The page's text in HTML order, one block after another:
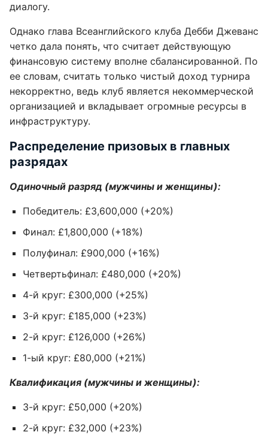
диалогу.
Однако глава Всеанглийского клуба Дебби Джеванс
четко дала понять, что считает действующую
финансовую систему вполне сбалансированной. По
ее словам, считать только чистый доход турнира
некорректно, ведь клуб является некоммерческой
организацией и вкладывает огромные ресурсы в
инфраструктуру.
Распределение призовых в главных
разрядах
Одиночный разряд (мужчины и женщины):
Победитель: £3,600,000 (+20%)
Финал: £1,800,000 (+18%)
Полуфинал: £900,000 (+16%)
Четвертьфинал: £480,000 (+20%)
4-й круг: £300,000 (+25%)
3-й круг: £185,000 (+23%)
2-й круг: £126,000 (+26%)
1-ый круг: £80,000 (+21%)
Квалификация (мужчины и женщины):
3-й круг: £50,000 (+20%)
2-й круг: £32,000 (+23%)